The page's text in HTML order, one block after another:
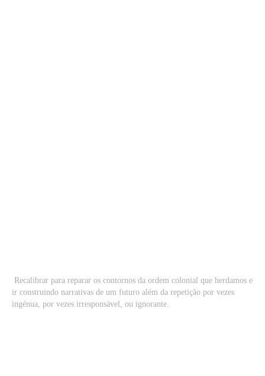
Recalibrar para reparar os contornos da ordem colonial que herdamos e
ir construindo narrativas de um futuro além da repetição por vezes
ingénua, por vezes irresponsável, ou ignorante.